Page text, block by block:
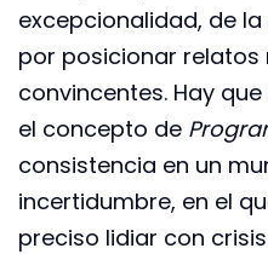
excepcionalidad, de
por posicionar relatos
convincentes. Hay
el concepto de
consistencia en un
incertidumbre, en el
preciso lidiar con